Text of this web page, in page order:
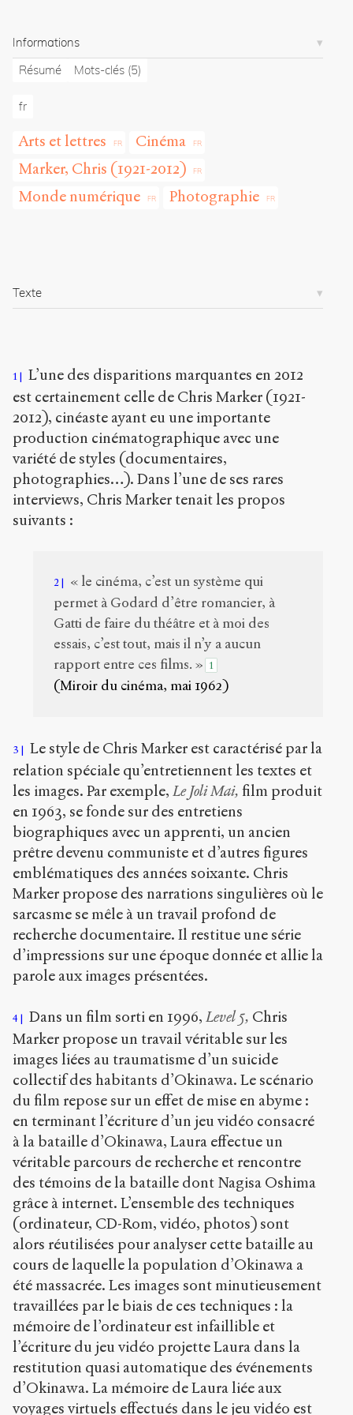
/
a
r
i
l
s
1
référence
Bibtex
Creative
Commons
Attribution-
NonCommercial-
ShareAlike 4.0
International
(CC BY-NC-SA
Accéder
à la
version
PDF
Informations
Résumé
Mots-clés (5)
fr
Arts et lettres
Cinéma
Marker, Chris (1921-2012)
Monde numérique
Photographie
Texte
1
L’une des disparitions marquantes en 2012
est certainement celle de Chris Marker (1921-
2012), cinéaste ayant eu une importante
production cinématographique avec une
variété de styles (documentaires,
photographies…). Dans l’une de ses rares
interviews, Chris Marker tenait les propos
suivants :
2
« le cinéma, c’est un système qui
permet à Godard d’être romancier, à
Gatti de faire du théâtre et à moi des
essais, c’est tout, mais il n’y a aucun
rapport entre ces films. » 1
(Miroir du cinéma, mai 1962)
3
Le style de Chris Marker est caractérisé par la
relation spéciale qu’entretiennent les textes et
les images. Par exemple, Le Joli Mai, film produit
en 1963, se fonde sur des entretiens
biographiques avec un apprenti, un ancien
prêtre devenu communiste et d’autres figures
emblématiques des années soixante. Chris
Marker propose des narrations singulières où le
sarcasme se mêle à un travail profond de
recherche documentaire. Il restitue une série
d’impressions sur une époque donnée et allie la
parole aux images présentées.
4 Dans un film sorti en 1996, Level 5, Chris
Marker propose un travail véritable sur les
images liées au traumatisme d’un suicide
collectif des habitants d’Okinawa. Le scénario
du film repose sur un effet de mise en abyme :
en terminant l’écriture d’un jeu vidéo consacré
à la bataille d’Okinawa, Laura effectue un
véritable parcours de recherche et rencontre
des témoins de la bataille dont Nagisa Oshima
grâce à internet. L’ensemble des techniques
(ordinateur, CD-Rom, vidéo, photos) sont
alors réutilisées pour analyser cette bataille au
cours de laquelle la population d’Okinawa a
été massacrée. Les images sont minutieusement
travaillées par le biais de ces techniques : la
mémoire de l’ordinateur est infaillible et
l’écriture du jeu vidéo projette Laura dans la
restitution quasi automatique des événements
d’Okinawa. La mémoire de Laura liée aux
voyages virtuels effectués dans le jeu vidéo est